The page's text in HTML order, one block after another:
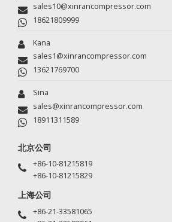
sales10@xinrancompressor.com
18621809999
Kana
sales1@xinrancompressor.com
13621769700
Sina
sales@xinrancompressor.com
18911311589
北京公司
+86-10-81215819
+86-10-81215829
上海公司
+86-21-33581065